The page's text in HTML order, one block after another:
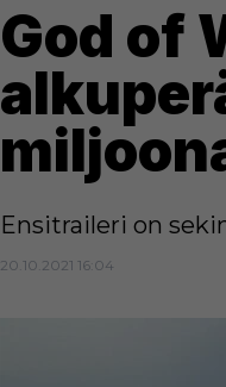
God of
Ensitraileri on
20.10.2021 16:04